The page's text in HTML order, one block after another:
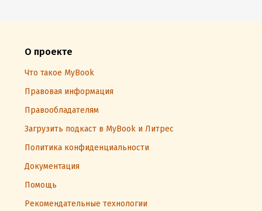
О проекте
Что такое MyBook
Правовая информация
Правообладателям
Загрузить подкаст в MyBook и Литрес
Политика конфиденциальности
Документация
Помощь
Рекомендательные технологии